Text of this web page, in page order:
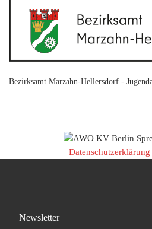
Bezirksamt Marzahn-Hellersdorf -
Datenschutzerklärung
Newsletter